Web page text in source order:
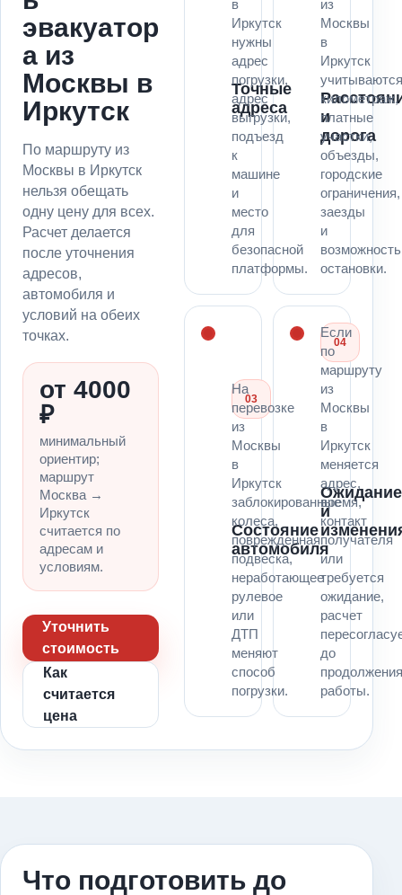
эвакуатор
а из
Москвы в
Иркутск
По маршруту из
Москвы в Иркутск
нельзя обещать
одну цену для всех.
Расчет делается
после уточнения
адресов,
автомобиля и
условий на обеих
точках.
от 4000
₽
минимальный
ориентир;
маршрут
Москва →
Иркутск
считается по
адресам и
условиям.
Уточнить
стоимость
Как
считается
цена
Точные
адреса
в
Иркутск
нужны
адрес
погрузки,
адрес
выгрузки,
подъезд
к
машине
и
место
для
безопасной
платформы.
и
дорога
из
Москвы
в
Иркутск
километраж,
платные
участки,
объезды,
городские
ограничения,
заезды
и
возможность
остановки.
03
Состояние
автомобиля
На
перевозке
из
Москвы
в
Иркутск
заблокированные
колеса,
поврежденная
подвеска,
неработающее
рулевое
или
ДТП
меняют
способ
погрузки.
04
Ожидание
и
Если
по
маршруту
из
Москвы
в
Иркутск
меняется
адрес,
время,
контакт
получателя
или
требуется
ожидание,
расчет
до
работы.
Что подготовить до